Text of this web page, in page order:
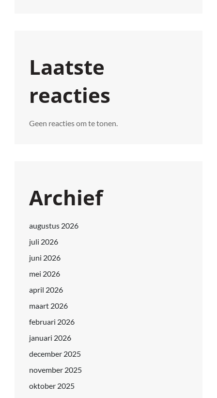
Laatste
reacties
Geen reacties om te tonen.
Archief
augustus 2026
juli 2026
juni 2026
mei 2026
april 2026
maart 2026
februari 2026
januari 2026
december 2025
november 2025
oktober 2025